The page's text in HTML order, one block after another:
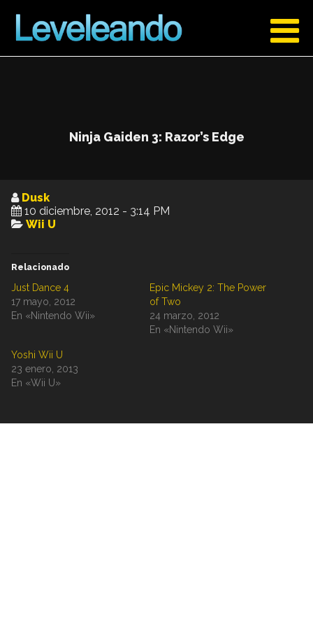
Ninja Gaiden 3: Razor’s Edge
Dusk
10 diciembre, 2012 - 3:14 PM
Wii U
Relacionado
Just Dance 4
17 mayo, 2012
En «Nintendo Wii»
Epic Mickey 2: The Power
of Two
24 marzo, 2012
En «Nintendo Wii»
Yoshi Wii U
23 enero, 2013
En «Wii U»